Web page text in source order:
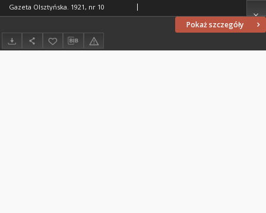
Pokaż szczegóły
Gazeta Olsztyńska. 1921, nr 10